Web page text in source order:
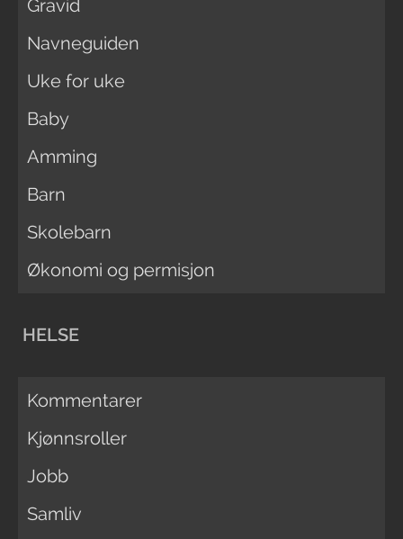
Gravid
Navneguiden
Uke for uke
Baby
Amming
Barn
Skolebarn
Økonomi og permisjon
HELSE
Kommentarer
Kjønnsroller
Jobb
Samliv